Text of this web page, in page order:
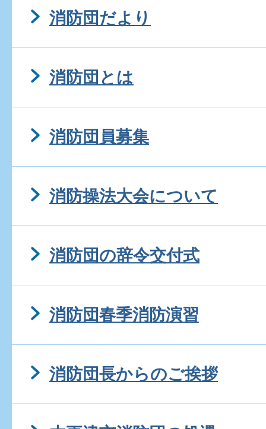
消防団だより
消防団とは
消防団員募集
消防操法大会について
消防団の辞令交付式
消防団春季消防演習
消防団長からのご挨拶